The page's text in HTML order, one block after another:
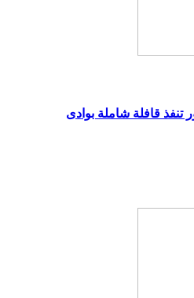
قافلة شاملة بوادى